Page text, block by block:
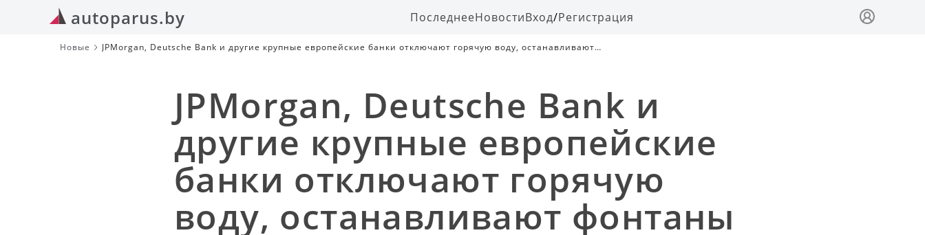
autoparus.by ПоследнееНовостиВход/Регистрация
Новые
JPMorgan, Deutsche Bank и другие крупные европейские банки отключают горячую воду, останавливают
JPMorgan, Deutsche Bank и
другие крупные европейские
банки отключают горячую
воду, останавливают фонтаны